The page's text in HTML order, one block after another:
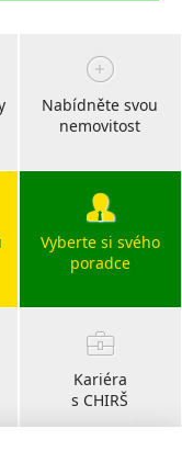
Nabídněte svou
nemovitost
Vyberte si svého
poradce
Kariéra
s CHIRŠ